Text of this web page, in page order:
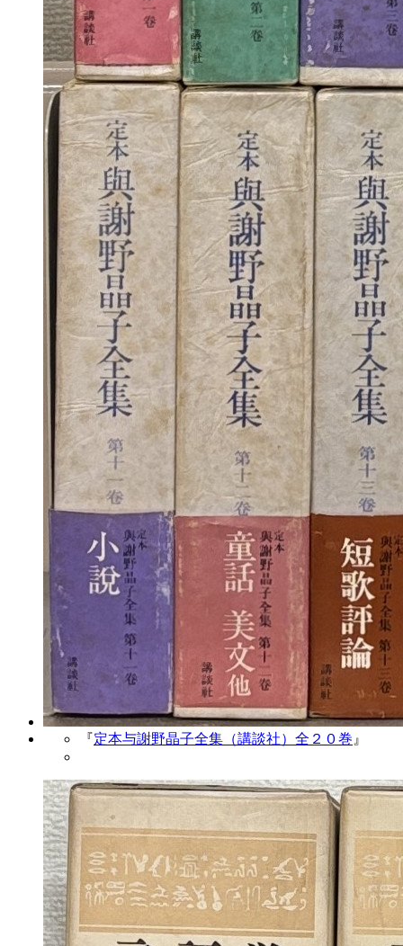
『定本与謝野晶子全集（講談社）全２０巻 』